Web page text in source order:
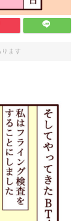
ます